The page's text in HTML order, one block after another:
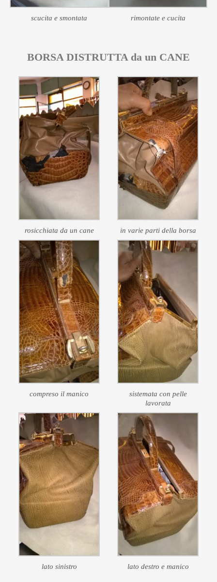
scucita e smontata rimontate e cucita
BORSA DISTRUTTA da un CANE
rosicchiata da un cane in varie parti della borsa
compreso il manico
sistemata con pelle
lavorata
lato sinistro lato destro e manico